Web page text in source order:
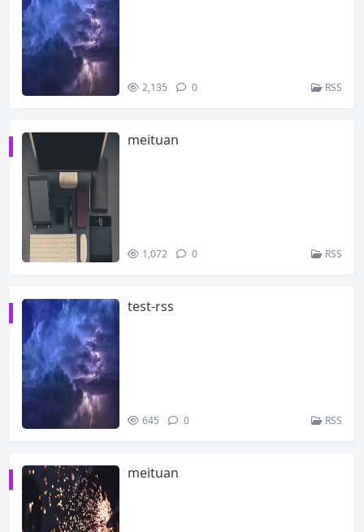
2,135 0 RSS
meituan
1,072 0 RSS
test-rss
645 0 RSS
meituan